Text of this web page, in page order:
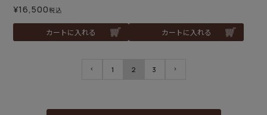
¥16,500税込
カートに入れる カートに入れる
1 2 3